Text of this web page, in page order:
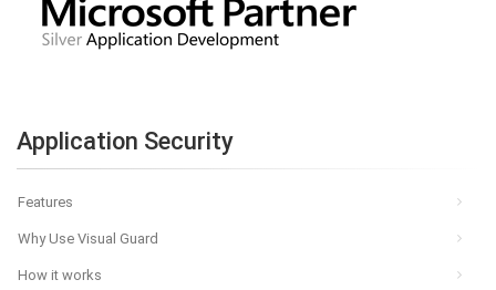
Application Security
Features
Why Use Visual Guard
How it works